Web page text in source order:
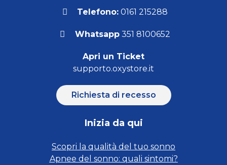
Telefono: 0161 215288
Whatsapp351 8100652
Apri un Ticket
supporto.oxystore.it
Richiesta di recesso
Inizia da qui
Scopri la qualità del tuo sonno
Apnee del sonno: quali sintomi?